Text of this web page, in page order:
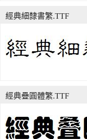
經典細隸書繁.TTF
經典疊圓體繁.TTF